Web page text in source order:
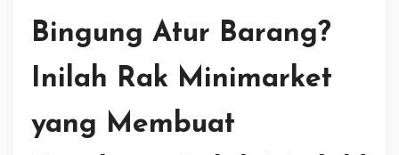
Bingung Atur Barang?
Inilah Rak Minimarket
yang Membuat